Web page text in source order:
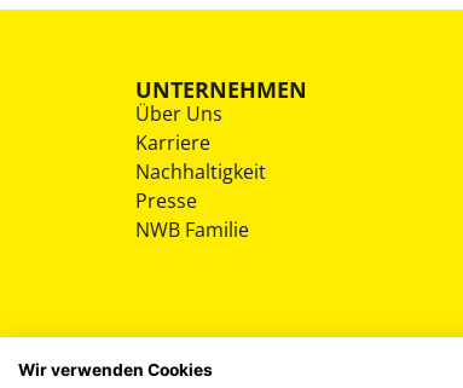
UNTERNEHMEN
Über Uns
Karriere
Nachhaltigkeit
Presse
NWB Familie
Wir verwenden Cookies